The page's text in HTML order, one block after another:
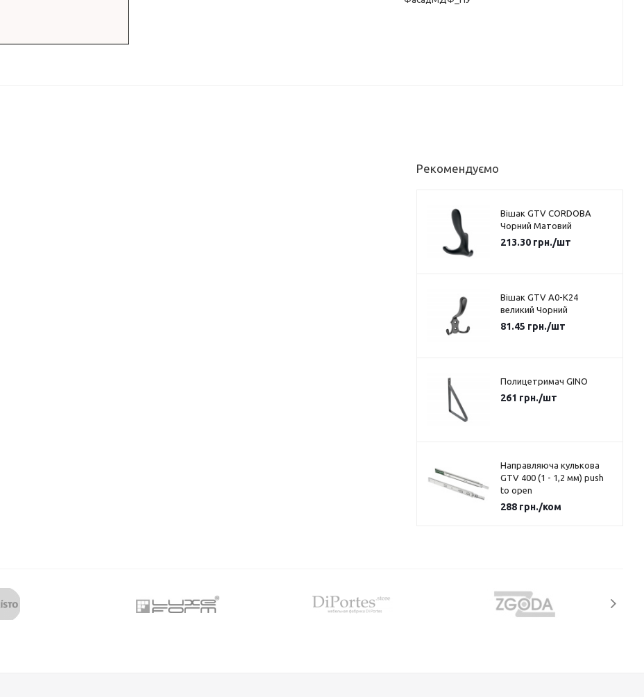
Рекомендуємо
Вішак GTV CORDOBA
Чорний Матовий
213.30грн./шт
Вішак GTV A0-K24
великий Чорний
81.45 грн./шт
Полицетримач GINO
261 грн./шт
Направляюча кулькова
GTV 400 (1 - 1,2 мм) push
to open
288грн./ком